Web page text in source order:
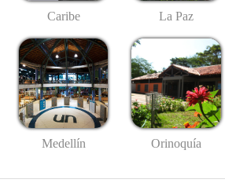
Caribe La Paz
Medellín Orinoquía